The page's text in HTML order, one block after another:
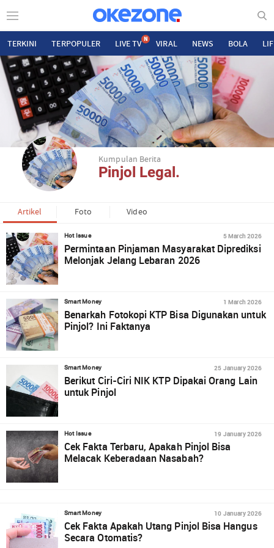
TERKINI TERPOPULER LIVE TV N VIRAL NEWS BOLA
Kumpulan Berita
Pinjol Legal.
Artikel Foto Video
Hot Issue 5 March 2026
Permintaan Pinjaman Masyarakat Diprediksi
Melonjak Jelang Lebaran 2026
Smart Money 1 March 2026
Benarkah Fotokopi KTP Bisa Digunakan untuk
Pinjol? Ini Faktanya
Smart Money 25 January 2026
Berikut Ciri-Ciri NIK KTP Dipakai Orang Lain
untuk Pinjol
Hot Issue 19 January 2026
Cek Fakta Terbaru, Apakah Pinjol Bisa
Melacak Keberadaan Nasabah?
Smart Money 10 January 2026
Cek Fakta Apakah Utang Pinjol Bisa Hangus
Secara Otomatis?